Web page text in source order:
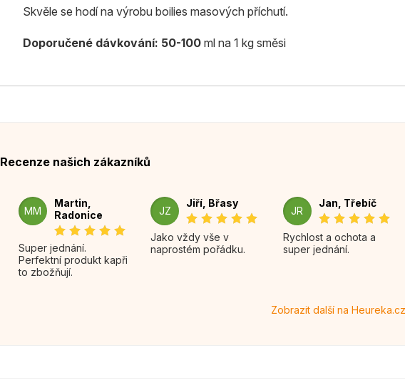
Skvěle se hodí na výrobu boilies masových příchutí.
Doporučené dávkování: 50-100 ml na 1 kg směsi
Recenze našich zákazníků
MM
Martin,
Radonice
Super jednání.
Perfektní produkt kapři
to zbožňují.
JZ
Jiří, Břasy
Jako vždy vše v
naprostém pořádku.
JR
Jan, Třebíč
Rychlost a ochota a
super jednání.
Zobrazit další na Heureka.cz